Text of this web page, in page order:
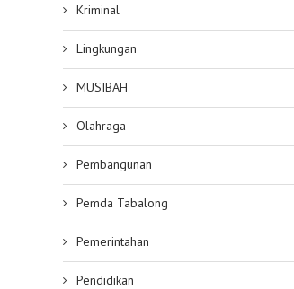
Kriminal
Lingkungan
MUSIBAH
Olahraga
Pembangunan
Pemda Tabalong
Pemerintahan
Pendidikan